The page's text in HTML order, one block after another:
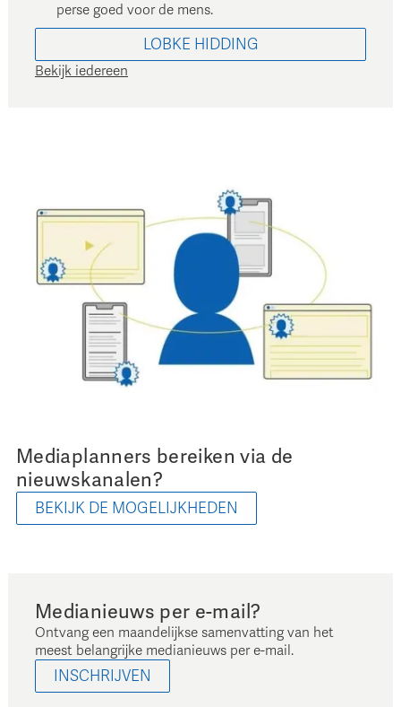
perse goed voor de mens.
LOBKE HIDDING
Bekijk iedereen
Mediaplanners bereiken via de
nieuwskanalen?
BEKIJK DE MOGELIJKHEDEN
Medianieuws per e-mail?
Ontvang een maandelijkse samenvatting van het
meest belangrijke medianieuws per e-mail.
INSCHRIJVEN